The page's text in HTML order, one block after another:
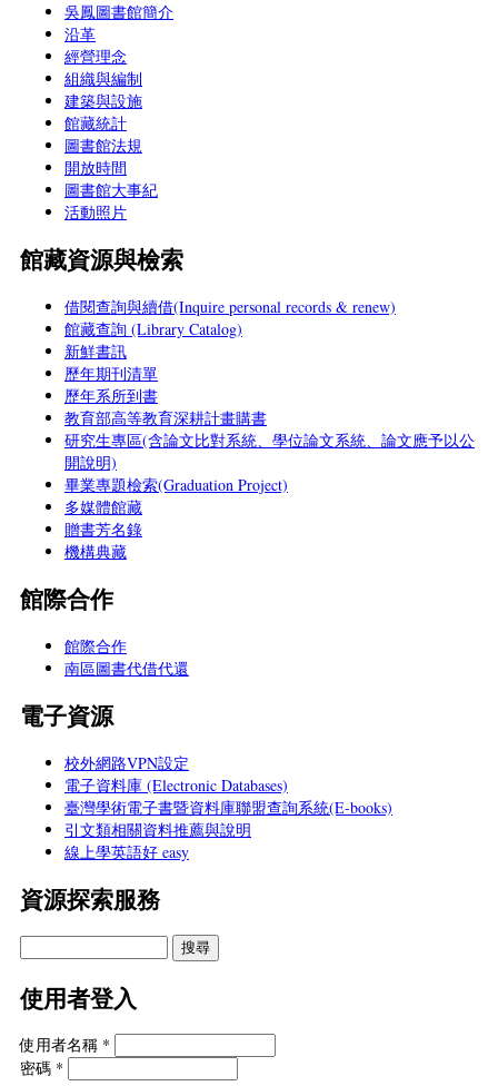
吳鳳圖書館簡介
沿革
經營理念
組織與編制
建築與設施
館藏統計
圖書館法規
開放時間
圖書館大事紀
活動照片
館藏資源與檢索
借閱查詢與續借(Inquire personal records & renew)
館藏查詢 (Library Catalog)
新鮮書訊
歷年期刊清單
歷年系所到書
教育部高等教育深耕計畫購書
研究生專區(含論文比對系統、學位論文系統、論文應予以公
開說明)
畢業專題檢索(Graduation Project)
多媒體館藏
贈書芳名錄
機構典藏
館際合作
館際合作
南區圖書代借代還
電子資源
校外網路VPN設定
電子資料庫 (Electronic Databases)
臺灣學術電子書暨資料庫聯盟查詢系統(E-books)
引文類相關資料推薦與說明
線上學英語好 easy
資源探索服務
使用者登入
使用者名稱 *
密碼 *